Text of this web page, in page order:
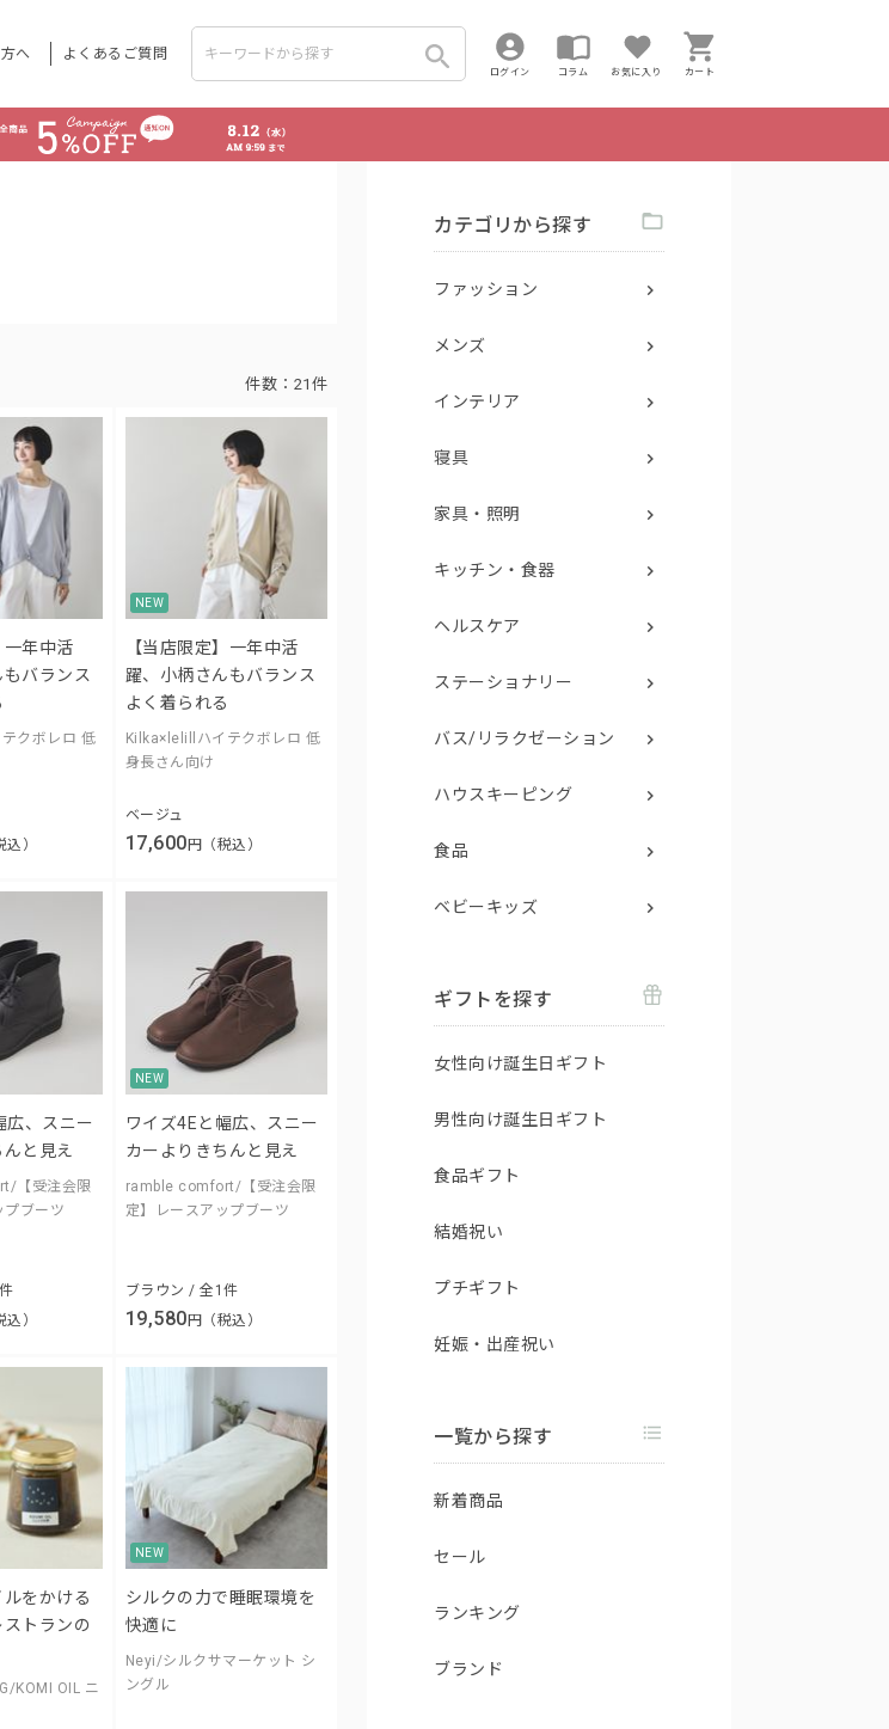
へ よくあるご質問
ログイン コラム お気に入り カート
件数： 21件
一年中活
バランス
クボレロ 低
込）
NEW
【当店限定】一年中活
躍、小柄さんもバランス
よく着られる
Kilka×lelillハイテクボレロ 低
身長さん向け
ベージュ
17,600 円（税込）
広、スニー
と見え
【受注会限
プブーツ
）
NEW
ワイズ4Eと幅広、スニー
カーよりきちんと見え
ramble comfort/【受注会限
定】レースアップブーツ
ブラウン / 全1件
19,580円（税込）
をかける
トランの
KOMI OIL ニ
NEW
シルクの力で睡眠環境を
快適に
Neyi/シルクサマーケット シ
ングル
カテゴリから探す
ファッション
メンズ
インテリア
寝具
家具・照明
キッチン・食器
ヘルスケア
ステーショナリー
バス/リラクゼーション
ハウスキーピング
食品
ベビーキッズ
ギフトを探す
女性向け誕生日ギフト
男性向け誕生日ギフト
食品ギフト
結婚祝い
プチギフト
妊娠・出産祝い
一覧から探す
新着商品
セール
ランキング
ブランド